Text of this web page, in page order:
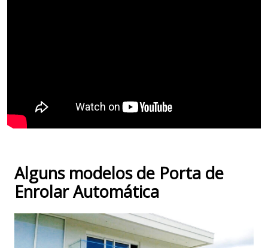
Alguns modelos de Porta de
Enrolar Automática